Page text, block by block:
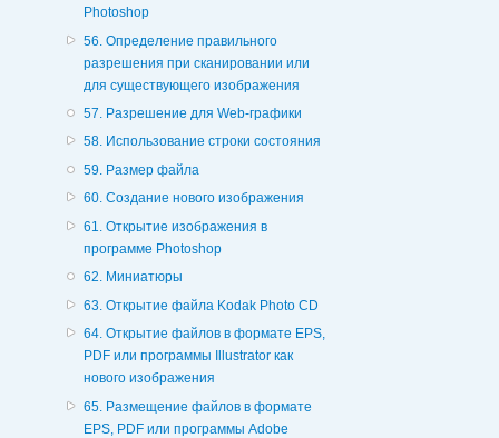
Photoshop
56. Определение правильного
разрешения при сканировании или
для существующего изображения
57. Разрешение для Web-графики
58. Использование строки состояния
59. Размер файла
60. Создание нового изображения
61. Открытие изображения в
программе Photoshop
62. Миниатюры
63. Открытие файла Kodak Photo CD
64. Открытие файлов в формате EPS,
PDF или программы Illustrator как
нового изображения
65. Размещение файлов в формате
EPS, PDF или программы Adobe